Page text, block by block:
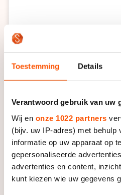
Toestemming Details
Verantwoord gebruik van uw
Wij en onze 1022 partners
(bijv. uw IP-adres) met behulp
informatie op uw apparaat op
gepersonaliseerde
advertenties en content,
kunt kiezen wie uw gegevens